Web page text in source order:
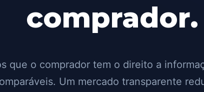
comprador.
que o comprador tem o direito a
Um mercado transparente